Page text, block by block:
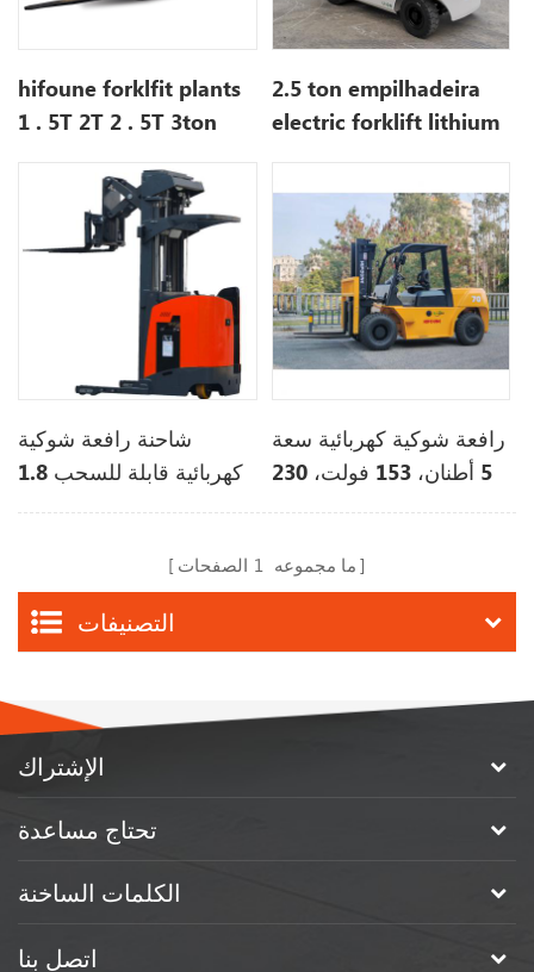
hifoune forklfit plants
1 . 5T 2T 2 . 5T 3ton
للحمل هيونداي للبيع
2.5 ton empilhadeira
electric forklift lithium
شاحنة رافعة شوكية
كهربائية قابلة للسحب 1.8
طن 8 م
رافعة شوكية كهربائية سعة
5 أطنان، 153 فولت، 230
أمبير/ساعة، عمر بطارية
ما مجموعه 1 الصفحات
التصنيفات
الإشتراك
تحتاج مساعدة
الكلمات الساخنة
اتصل بنا